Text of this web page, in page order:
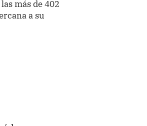
más de 402
a su